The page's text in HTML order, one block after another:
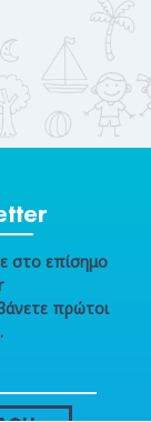
στο επίσημο
πρώτοι